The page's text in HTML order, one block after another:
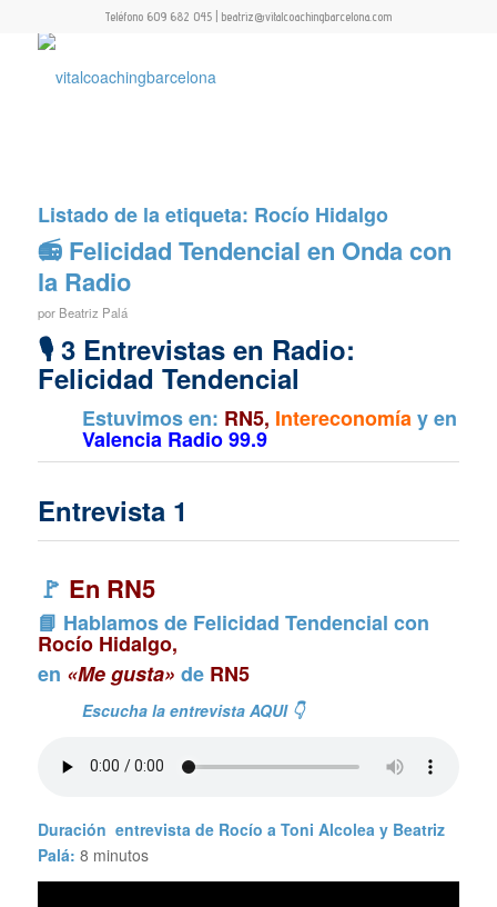
Teléfono 609 682 045 | beatriz@vitalcoachingbarcelona.com
Listado de la etiqueta: Rocío Hidalgo
📻 Felicidad Tendencial en Onda con
la Radio
por Beatriz Palá
🎙 3 Entrevistas en Radio:
Felicidad Tendencial
Estuvimos en: RN5, Intereconomíay en
Valencia Radio 99.9
Entrevista 1
🚩 En RN5
📘 Hablamos de Felicidad Tendencial con
Rocío Hidalgo,
en «Me gusta» de RN5
Escucha la entrevista AQUI 👇
Duración entrevista de Rocío a Toni Alcolea y Beatriz
Palá: 8 minutos